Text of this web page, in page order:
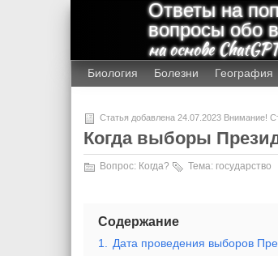
Ответы на
вопросы обо
на основе
Биология Болезни География
Статья добавлена 24.07.2023 Внимание!
Когда выборы
Вопрос: Когда? Тема: государство
Содержание
1.
Дата проведения выборов